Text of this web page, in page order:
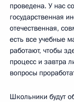
проведена. У нас
государственная
отечественная,
есть все учебные
работают, чтобы
процесс и завтра
вопросы
Школьники будут